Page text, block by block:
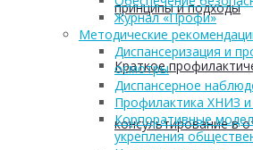
принципы и подходы
Краткое
консультирование в
Журнал «Профи»
Методические
Диспансеризация и
осмотры
Диспансерное
Профилактика ХНИЗ
Корпоративные
укрепления